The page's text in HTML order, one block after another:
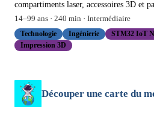
compartiments laser, accessoires 3D et
14–99 ans · 240 min · Intermédiaire
Technologie
Ingénierie STM32 IoT
Impression 3D
Découper une carte du